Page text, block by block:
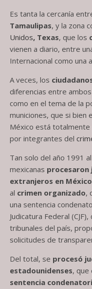
Es tanta la cercanía
Tamaulipas, y la zona
Unidos, Texas, que los
vienen a diario, entre
Internacional como una
A veces, los
diferencias entre
como en el tema de la
municiones, que si bien
México está
por integrantes del
Tan solo del año 1991
mexicanas procesaron
extranjeros en México
al crimen organizado,
una sentencia
Judicatura Federal
tribunales del país,
solicitudes de
Del total, se procesó
estadounidenses, que
sentencia